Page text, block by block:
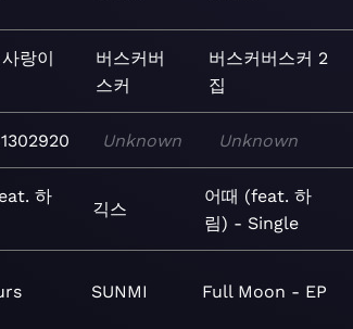
랑이
버스커버
스커
버스커버스커 2
집
Unknown Unknown
하
긱스
어때 (feat. 하
림) - Single
SUNMI Full Moon - EP